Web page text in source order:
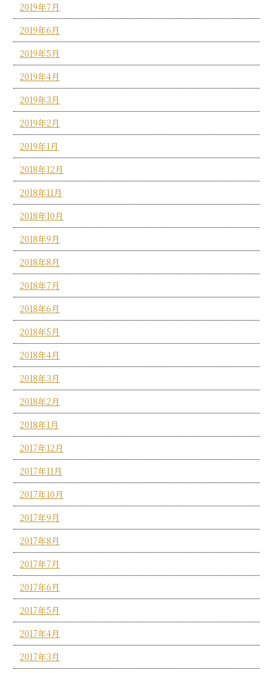
2019年7月
2019年6月
2019年5月
2019年4月
2019年3月
2019年2月
2019年1月
2018年12月
2018年11月
2018年10月
2018年9月
2018年8月
2018年7月
2018年6月
2018年5月
2018年4月
2018年3月
2018年2月
2018年1月
2017年12月
2017年11月
2017年10月
2017年9月
2017年8月
2017年7月
2017年6月
2017年5月
2017年4月
2017年3月